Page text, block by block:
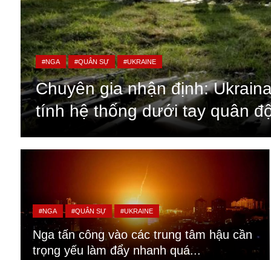
Anh
Australia
Amazon
Army Games
#NGA #QUÂN SỰ #UKRAINE
Chuyên gia nhận định:
tính hệ thống dưới tay quân
#NGA #QUÂN SỰ #UKRAINE
Nga tấn công vào các trung tâm hậu cần
trọng yếu làm đẩy nhanh quá...